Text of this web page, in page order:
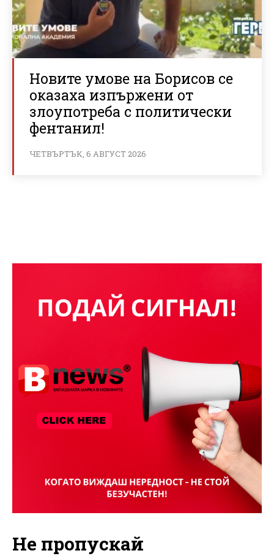
Новите умове на Борисов се
оказаха изпържени от
злоупотреба с политически
фентанил!
ЧЕТВЪРТЪК, 6 АВГУСТ 2026
Не пропускай